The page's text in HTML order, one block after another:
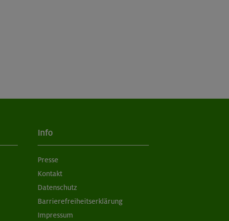
Info
Presse
Kontakt
Datenschutz
Barrierefreiheitserklärung
Impressum